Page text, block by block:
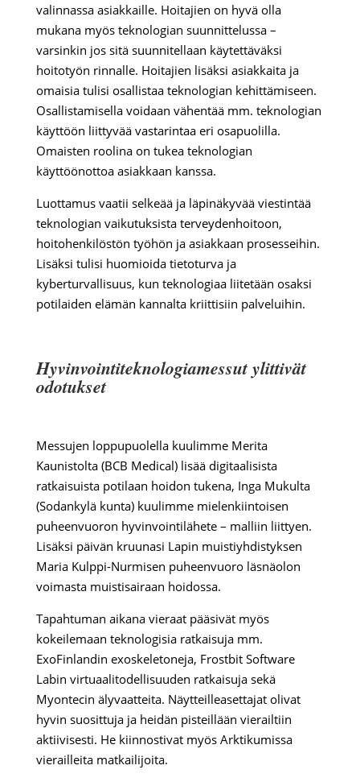
valinnassa asiakkaille. Hoitajien on hyvä olla
mukana myös teknologian suunnittelussa –
varsinkin jos sitä suunnitellaan käytettäväksi
hoitotyön rinnalle. Hoitajien lisäksi asiakkaita ja
omaisia tulisi osallistaa teknologian kehittämiseen.
Osallistamisella voidaan vähentää mm. teknologian
käyttöön liittyvää vastarintaa eri osapuolilla.
Omaisten roolina on tukea teknologian
käyttöönottoa asiakkaan kanssa.
Luottamus vaatii selkeää ja läpinäkyvää viestintää
teknologian vaikutuksista terveydenhoitoon,
hoitohenkilöstön työhön ja asiakkaan prosesseihin.
Lisäksi tulisi huomioida tietoturva ja
kyberturvallisuus, kun teknologiaa liitetään osaksi
potilaiden elämän kannalta kriittisiin palveluihin.
Hyvinvointiteknologiamessut ylittivät
odotukset
Messujen loppupuolella kuulimme Merita
Kaunistolta (BCB Medical) lisää digitaalisista
ratkaisuista potilaan hoidon tukena, Inga Mukulta
(Sodankylä kunta) kuulimme mielenkiintoisen
puheenvuoron hyvinvointilähete – malliin liittyen.
Lisäksi päivän kruunasi Lapin muistiyhdistyksen
Maria Kulppi-Nurmisen puheenvuoro läsnäolon
voimasta muistisairaan hoidossa.
Tapahtuman aikana vieraat pääsivät myös
kokeilemaan teknologisia ratkaisuja mm.
ExoFinlandin exoskeletoneja, Frostbit Software
Labin virtuaalitodellisuuden ratkaisuja sekä
Myontecin älyvaatteita. Näytteilleasettajat olivat
hyvin suosittuja ja heidän pisteillään vierailtiin
aktiivisesti. He kiinnostivat myös Arktikumissa
vierailleita matkailijoita.